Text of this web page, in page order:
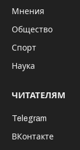
Мнения
Общество
Спорт
Наука
ЧИТАТЕЛЯМ
Telegram
ВКонтакте